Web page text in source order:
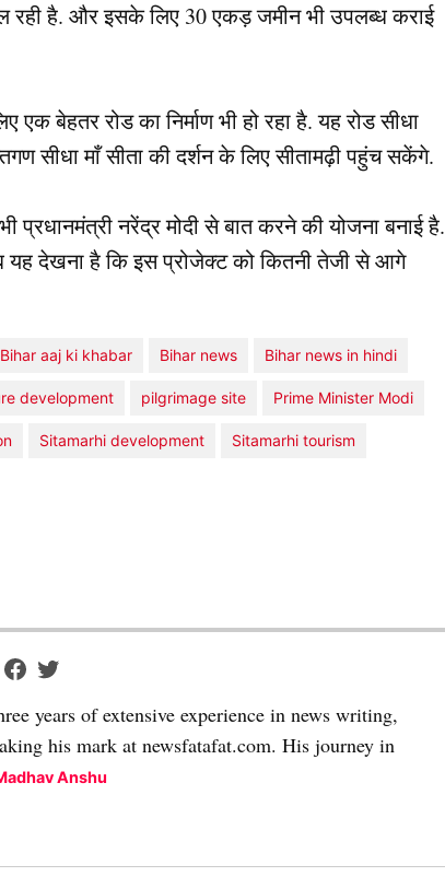
रही है. और इसके लिए 30 एकड़ जमीन भी उपलब्ध कराई
बेहतर रोड का निर्माण भी हो रहा है. यह रोड सीधा
सीधा माँ सीता की दर्शन के लिए सीतामढ़ी पहुंच सकेंगे.
प्रधानमंत्री नरेंद्र मोदी से बात करने की योजना बनाई है.
देखना है कि इस प्रोजेक्ट को कितनी तेजी से आगे
Bihar aaj ki khabar Bihar news Bihar news in hindi
development pilgrimage site Prime Minister Modi
Sitamarhi development Sitamarhi tourism
years of extensive experience in news writing,
his mark at newsfatafat.com. His journey in
Anshu